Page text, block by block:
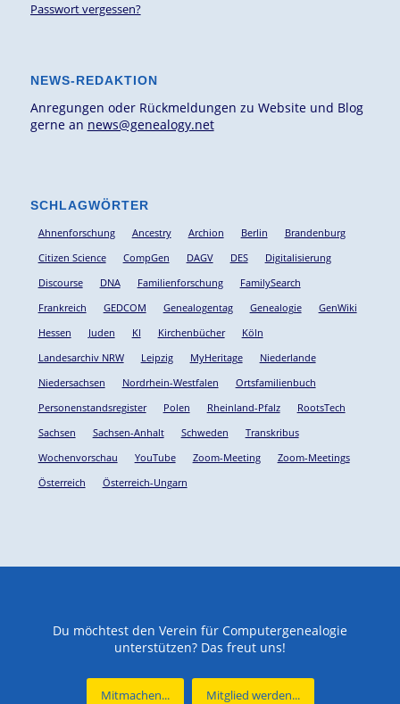
Passwort vergessen?
NEWS-REDAKTION
Anregungen oder Rückmeldungen zu Website und Blog
gerne an news@genealogy.net
SCHLAGWÖRTER
Ahnenforschung Ancestry Archion Berlin
Brandenburg
Citizen Science
CompGen DAGV DES
Digitalisierung
Discourse
DNA Familienforschung
FamilySearch
Frankreich
GEDCOM Genealogentag Genealogie
GenWiki
Hessen
Juden KI Kirchenbücher
Köln
Landesarchiv NRW
Leipzig MyHeritage
Niederlande
Niedersachsen
Nordrhein-Westfalen
Ortsfamilienbuch
Personenstandsregister
Polen Rheinland-Pfalz
RootsTech
Sachsen
Sachsen-Anhalt Schweden
Transkribus
Wochenvorschau
YouTube Zoom-Meeting
Zoom-Meetings
Österreich
Österreich-Ungarn
Du möchtest den Verein für Computergenealogie
unterstützen? Das freut uns!
Mitmachen... Mitglied werden...